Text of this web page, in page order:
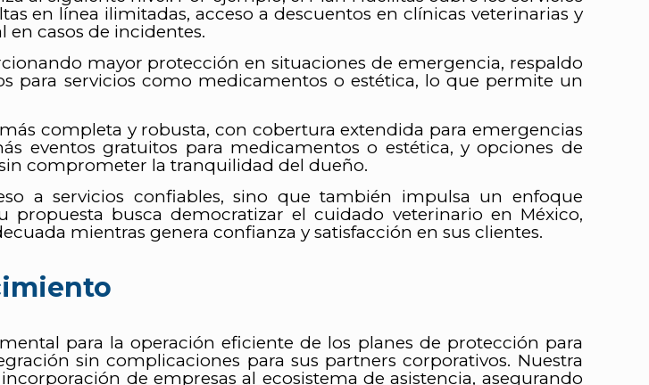
en línea ilimitadas, acceso a descuentos en clínicas veterinarias y
en casos de incidentes.
mayor protección en situaciones de emergencia, respaldo
para servicios como medicamentos o estética, lo que permite un
completa y robusta, con cobertura extendida para emergencias
eventos gratuitos para medicamentos o estética, y opciones de
comprometer la tranquilidad del dueño.
a servicios confiables, sino que también impulsa un enfoque
propuesta busca democratizar el cuidado veterinario en México,
mientras genera confianza y satisfacción en sus clientes.
para la operación eficiente de los planes de protección para
sin complicaciones para sus partners corporativos. Nuestra
de empresas al ecosistema de asistencia, asegurando